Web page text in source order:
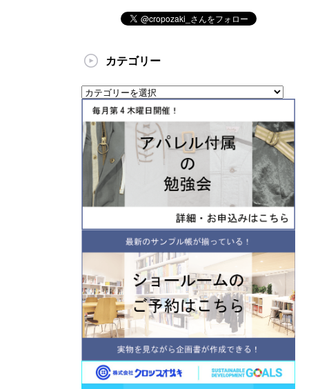
カテゴリー